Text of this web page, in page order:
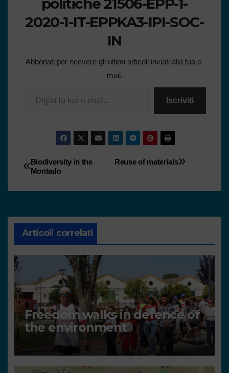
politiche 21506-EPP-1-
2020-1-IT-EPPKA3-IPI-SOC-
IN
Abbonati per ricevere gli ultimi articoli inviati alla tua e-
mail.
Iscriviti
Reuse of materials
Biodiversity in the
Montado
Articoli correlati
Freedom walks in defence of
the environment